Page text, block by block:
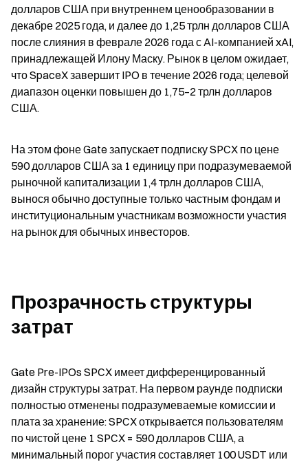
долларов США при внутреннем ценообразовании в
декабре 2025 года, и далее до 1,25 трлн долларов США
после слияния в феврале 2026 года с AI-компанией xAI,
принадлежащей Илону Маску. Рынок в целом ожидает,
что SpaceX завершит IPO в течение 2026 года; целевой
диапазон оценки повышен до 1,75–2 трлн долларов
США.
На этом фоне Gate запускает подписку SPCX по цене
590 долларов США за 1 единицу при подразумеваемой
рыночной капитализации 1,4 трлн долларов США,
вынося обычно доступные только частным фондам и
институциональным участникам возможности участия
на рынок для обычных инвесторов.
Прозрачность структуры
затрат
Gate Pre-IPOs SPCX имеет дифференцированный
дизайн структуры затрат. На первом раунде подписки
полностью отменены подразумеваемые комиссии и
плата за хранение: SPCX открывается пользователям
по чистой цене 1 SPCX = 590 долларов США, а
минимальный порог участия составляет 100 USDT или